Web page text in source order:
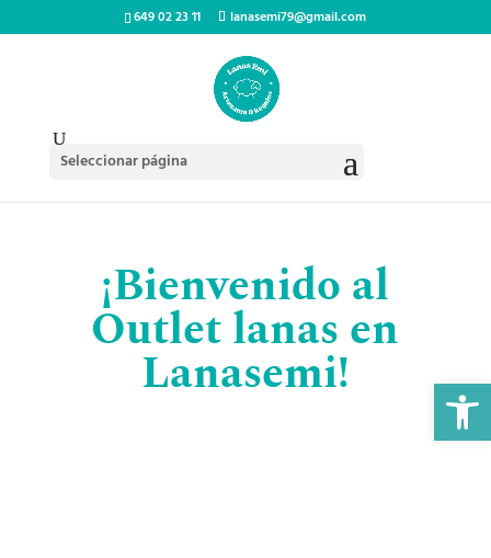
Abrir
649 02 23 11 lanasemi79@gmail.com
Seleccionar página
¡Bienvenido al
Outlet lanas en
Lanasemi!